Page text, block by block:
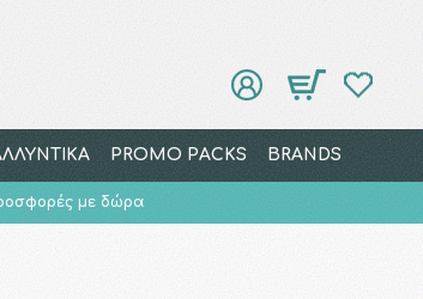
PROMO PACKS BRANDS
με δώρα